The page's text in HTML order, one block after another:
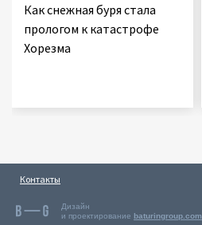
Как снежная буря стала
прологом к катастрофе
Хорезма
Контакты
Дизайн
и проектирование baturingroup.com